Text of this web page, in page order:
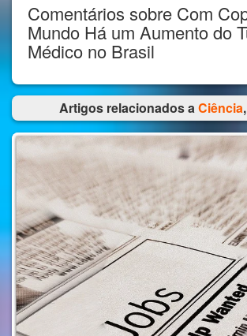
Comentários sobre Com
Mundo Há um Aumento do
Médico no Brasil
Artigos relacionados aCiência,